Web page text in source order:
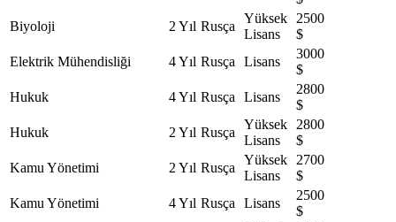
Biyoloji
2 Yıl Rusça
Yüksek
Lisans
2500
$
Elektrik Mühendisliği
4 Yıl Rusça Lisans
3000
$
Hukuk
4 Yıl Rusça Lisans
2800
$
Hukuk
2 Yıl Rusça
Yüksek
Lisans
2800
$
Kamu Yönetimi
2 Yıl Rusça
Yüksek
Lisans
2700
$
Kamu Yönetimi
4 Yıl Rusça Lisans
2500
$